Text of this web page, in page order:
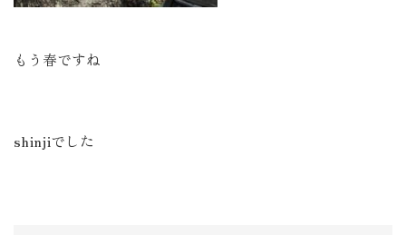
もう春ですね
shinjiでした